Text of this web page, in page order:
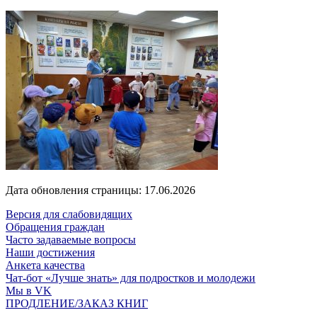
Дата обновления страницы: 17.06.2026
Версия для слабовидящих
Обращения граждан
Часто задаваемые вопросы
Наши достижения
Анкета качества
Чат-бот «Лучше знать» для подростков и молодежи
Мы в VK
ПРОДЛЕНИЕ/ЗАКАЗ КНИГ